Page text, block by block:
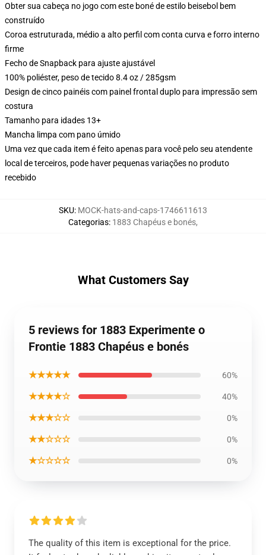
Obter sua cabeça no jogo com este boné de estilo beisebol bem
construído
Coroa estruturada, médio a alto perfil com conta curva e forro interno
firme
Fecho de Snapback para ajuste ajustável
100% poliéster, peso de tecido 8.4 oz / 285gsm
Design de cinco painéis com painel frontal duplo para impressão sem
costura
Tamanho para idades 13+
Mancha limpa com pano úmido
Uma vez que cada item é feito apenas para você pelo seu atendente
local de terceiros, pode haver pequenas variações no produto
recebido
SKU: MOCK-hats-and-caps-1746611613
Categorias: 1883 Chapéus e bonés,
What Customers Say
5 reviews for 1883 Experimente o
Frontie 1883 Chapéus e bonés
★★★★★ 60%
★★★★☆ 40%
★★★☆☆ 0%
★★☆☆☆ 0%
★☆☆☆☆ 0%
The quality of this item is exceptional for the price.